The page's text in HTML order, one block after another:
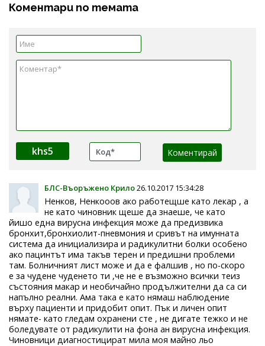
Коментари по темата
khs5
БЛС-Въоръжено Крило26.10.2017 15:34:28
Ненков, Ненкооов ако работещше като лекар , а
не като чиновник щеше да знаеше, че като
йишо една вирусна инфекция може да предизвика
бронхит,бронхиолит-пневмония и сривът на имунната
система да инициализира и радикулитни болки особено
ако пацинтът има такъв терен и предишни проблеми
там. Болничният лист може и да е фалшив , но по-скоро
е за чудене чуденето ти ,че не е възможно всички теиз
състояния макар и необичайно продължителни да са си
напълно реални. Ама така е като нямаш наблюдение
върху пациенти и придобит опит. Пък и личен опит
нямате- като гледам охранени сте , не дигате тежко и не
боледувате от радикулити на фона ан вирусна инфекция.
Чиновници диагностицират мила моя майно льо